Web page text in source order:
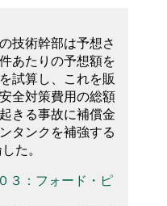
技術幹部は予想さ
あたりの予想額を
試算し、これを販
全対策費用の総額
きる事故に補償金
タンクを補強する
た。
３：フォード・ピ